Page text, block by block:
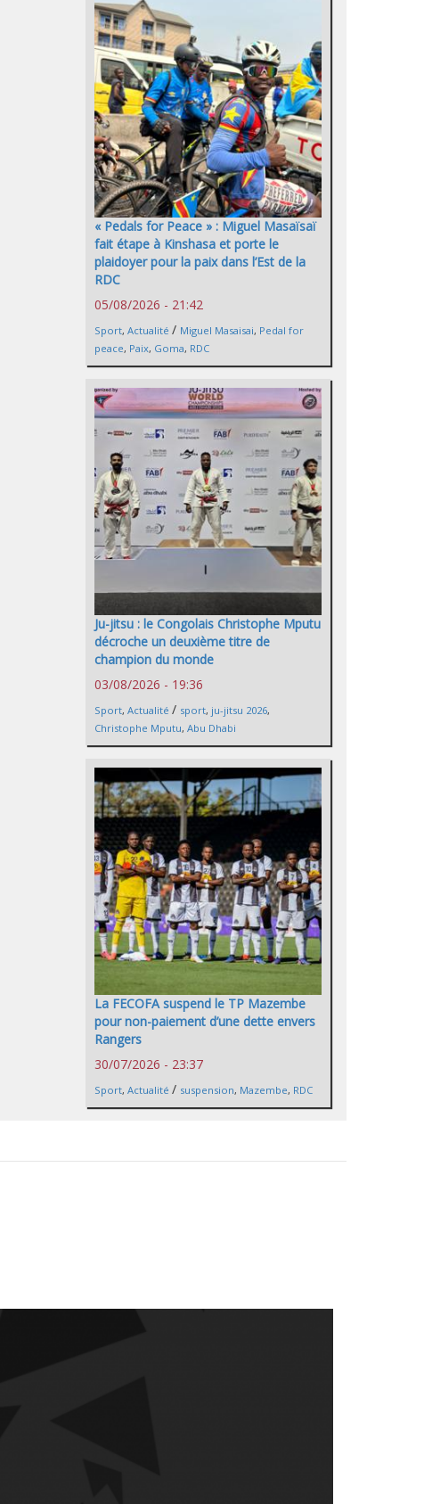
« Pedals for Peace » : Miguel Masaïsaï
fait étape à Kinshasa et porte le
plaidoyer pour la paix dans l’Est de la
RDC
05/08/2026 - 21:42
Sport, Actualité / Miguel Masaisai, Pedal for
peace, Paix, Goma, RDC
Ju-jitsu : le Congolais Christophe Mputu
décroche un deuxième titre de
champion du monde
03/08/2026 - 19:36
Sport, Actualité / sport, ju-jitsu 2026,
Christophe Mputu, Abu Dhabi
La FECOFA suspend le TP Mazembe
pour non-paiement d’une dette envers
Rangers
30/07/2026 - 23:37
Sport, Actualité / suspension, Mazembe, RDC